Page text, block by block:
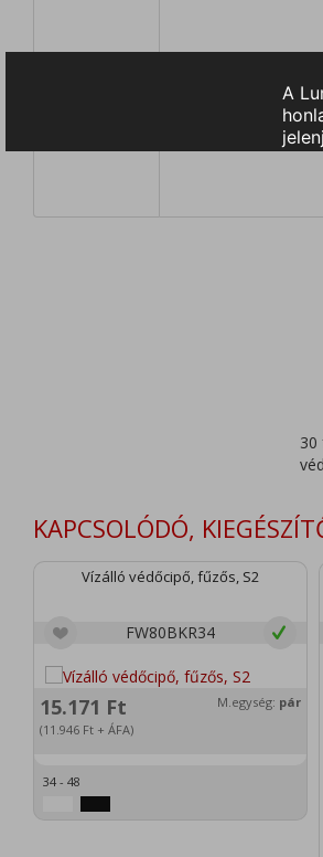
30
KAPCSOLÓDÓ,
Vízálló védőcipő, fűzős, S2
FW80BKR34
15.171 Ft
(11.946 Ft + ÁFA)
M.egység: pár
34 - 48